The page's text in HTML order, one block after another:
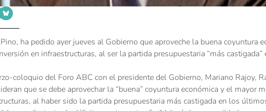
ha pedido ayer jueves al Gobierno que aproveche la buena coyuntura
en infraestructuras, al ser la partida presupuestaria “más
coloquio del Foro ABC con el presidente del Gobierno, Mariano Rajoy,
que se debe aprovechar la “buena” coyuntura económica y el mayor
al haber sido la partida presupuestaria más castigada en los